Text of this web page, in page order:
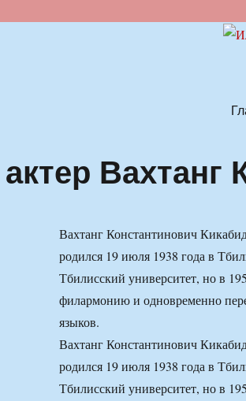
Вахтанг
Вахтанг Константинович
родился 19 июля 1938 года в
Тбилисский университет, но в
филармонию и одновременно
языков.
Вахтанг Константинович
родился 19 июля 1938 года в
Тбилисский университет, но в